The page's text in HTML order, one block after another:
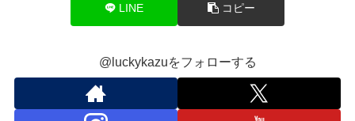
LINE コピー
@luckykazuをフォローする